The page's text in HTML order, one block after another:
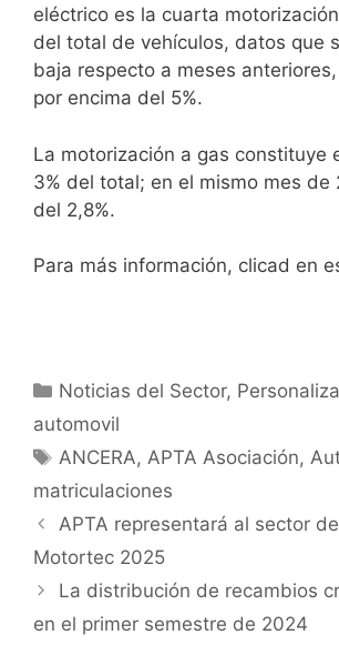
eléctrico es la cuarta
del total de vehículos, datos que
baja respecto a meses
por encima del 5%.
La motorización a gas constituye
3% del total; en el mismo mes de
del 2,8%.
Para más información, clicad en
Noticias del Sector,
automovil
ANCERA, APTA Asociación,
matriculaciones
APTA representará al sector
Motortec 2025
La distribución de recambios
en el primer semestre de 2024